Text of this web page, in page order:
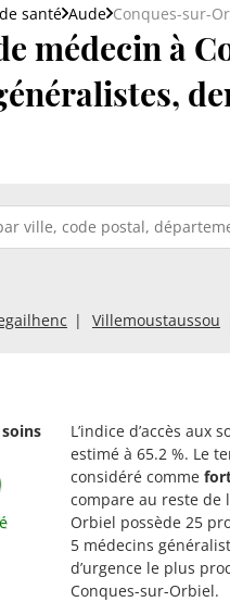
santé Aude Conques-sur-
médecin à
Villemoustaussou
L’indice d’accès aux
estimé à 65.2 %. Le
considéré comme
compare au reste de
Orbiel possède 25
5 médecins
d’urgence le plus
Conques-sur-Orbiel.